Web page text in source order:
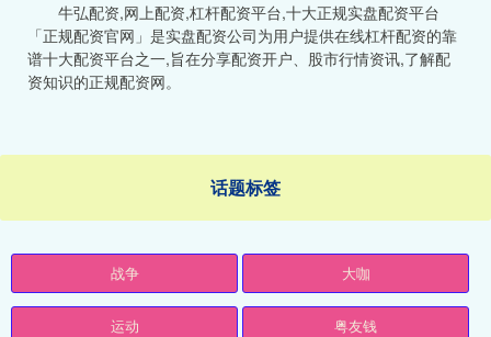
牛弘配资,网上配资,杠杆配资平台,十大正规实盘配资平台
「正规配资官网」是实盘配资公司为用户提供在线杠杆配资的靠
谱十大配资平台之一,旨在分享配资开户、股市行情资讯,了解配
资知识的正规配资网。
话题标签
战争 大咖
运动 粤友钱